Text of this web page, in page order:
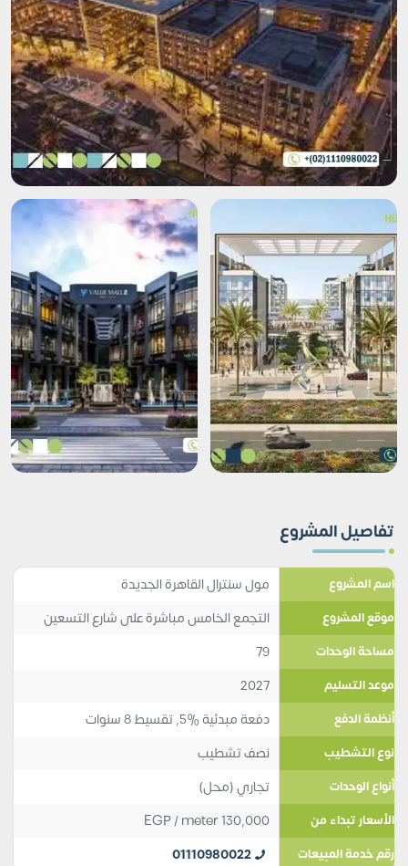
تفاصيل المشروع
اسم المشروع مول سنترال القاهرة الجديدة
موقع المشروع التجمع الخامس مباشرة على شارع التسعين
مساحة الوحدات 79
موعد التسليم 2027
أنظمة الدفع دفعة مبدئية %5, تقسيط 8 سنوات
نوع التشطيب نصف تشطيب
أنواع الوحدات تجاري (محل)
الأسعار تبداء من 130,000
EGP/ meter
رقم خدمة المبيعات 01110980022